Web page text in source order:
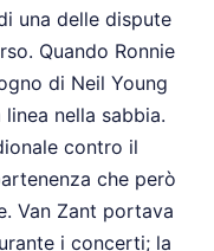
una delle dispute
Quando Ronnie
di Neil Young
nella sabbia.
contro il
che però
Van Zant portava
i concerti; la